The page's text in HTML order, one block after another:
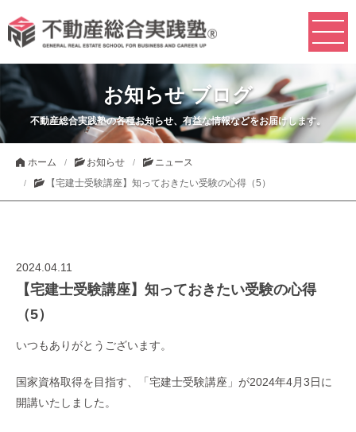
お知らせ ブログ
不動産総合実践塾の各種お知らせ、有益な情報などをお届けします。
ホーム お知らせ
ニュース
【宅建士受験講座】知っておきたい受験の心得（5）
2024.04.11
【宅建士受験講座】知っておきたい受験の心得
（5）
いつもありがとうございます。
国家資格取得を目指す、「宅建士受験講座」が2024年4月3日に
開講いたしました。